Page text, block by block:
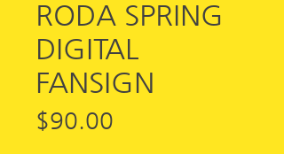
RODA SPRING
DIGITAL
FANSIGN
$90.00